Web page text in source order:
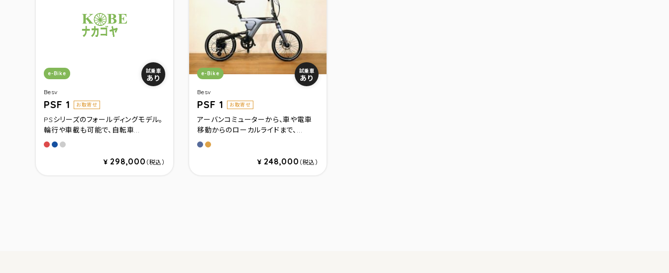
Besv
PSF 1 お取寄せ
カテゴリ：
e-Bike 試乗車
あり
PSシリーズのフォールディングモデル。
輪行や車載も可能で、自転車...
シャドーレッドメタリック
シャドーブルーメタリック
シャドーグレーメタリック
¥ 298,000 （税込）
Besv
PSF 1 お取寄せ
カテゴリ：
e-Bike 試乗車
あり
アーバンコミューターから、車や電車
移動からのローカルライドまで、...
グレイブル－
ゴ－ルド
¥ 248,000 （税込）